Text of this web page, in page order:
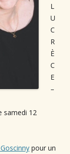
L
U
C
R
È
C
E
–
samedi 12
pour un